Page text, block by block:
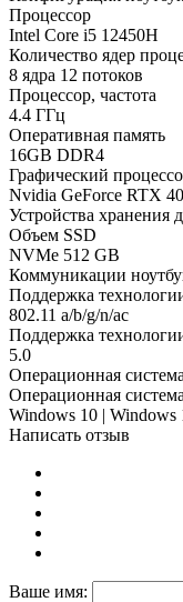
Процессор
Intel Core i5 12450H
Количество ядер
8 ядра 12 потоков
Процессор, частота
4.4 ГГц
Оперативная память
16GB DDR4
Графический
Nvidia GeForce RTX
Устройства хранения
Объем SSD
NVMe 512 GB
Коммуникации
Поддержка
802.11 a/b/g/n/ac
Поддержка
5.0
Операционная
Операционная система
Windows 10 |
Написать отзыв
Ваше имя: